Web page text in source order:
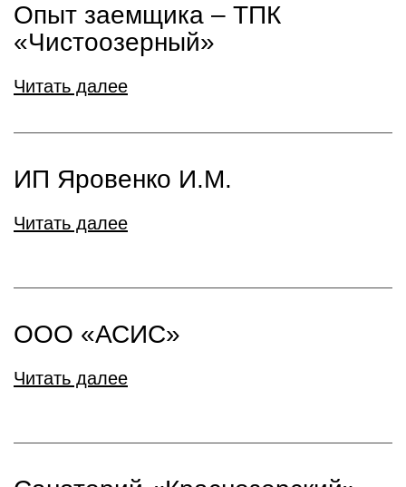
Опыт заемщика – ТПК
«Чистоозерный»
Читать далее
ИП Яровенко И.М.
Читать далее
ООО «АСИС»
Читать далее